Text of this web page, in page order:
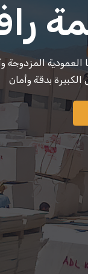
الحجم تستخدم